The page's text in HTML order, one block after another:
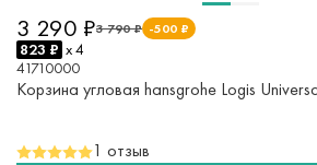
3 790 ₽ -500 ₽
3 290 ₽
823 ₽ x 4
41710000
Корзина угловая hansgrohe Logis
1 отзыв